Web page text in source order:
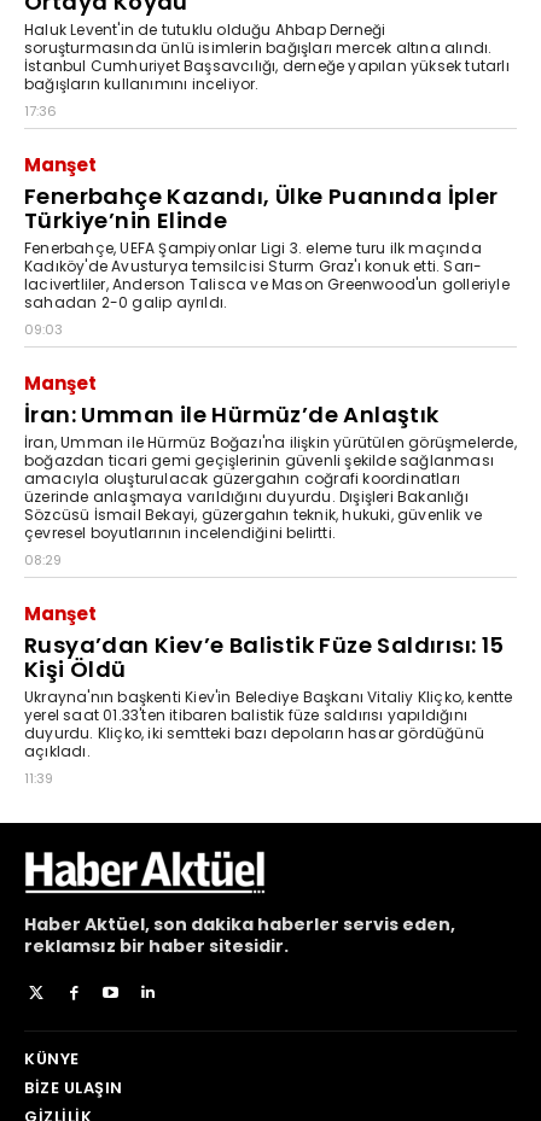
Haber Aktüel,son dakika haberler servis eden,
reklamsız bir haber sitesidir.
KÜNYE
BIZE ULAŞIN